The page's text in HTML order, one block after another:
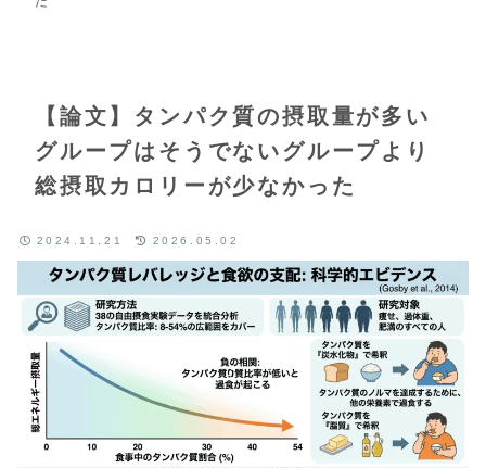
【論文】タンパク質の摂取量が多い
グループはそうでないグループより
総摂取カロリーが少なかった
2024.11.21 2026.05.02